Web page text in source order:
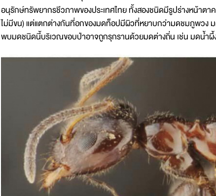
อนุรักษ์ทรัพยากรชีวภาพของประเทศไทย ทั้งสองชนิดมีรูปร่างหน้าต
ไม่มีขน) แต่แตกต่างกันที่อกของมดท็อปมีผิวที่หยาบกว่ามดชมภูพวง
พบมดชนิดนี้บริเวณขอบป่าอาจถูกรุกรานด้วยมดต่างถิ่น เช่น มดน้ำผึ้